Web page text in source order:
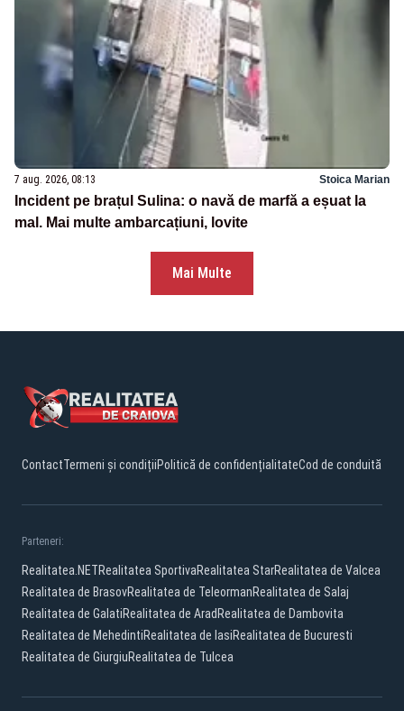
7 aug. 2026, 08:13 Stoica Marian
Incident pe brațul Sulina: o navă de marfă a eșuat la
mal. Mai multe ambarcațiuni, lovite
Mai Multe
ContactTermeni și condițiiPolitică de confidențialitateCod de conduită
Parteneri:
Realitatea.NETRealitatea SportivaRealitatea StarRealitatea de Valcea
Realitatea de BrasovRealitatea de TeleormanRealitatea de Salaj
Realitatea de GalatiRealitatea de AradRealitatea de Dambovita
Realitatea de MehedintiRealitatea de IasiRealitatea de Bucuresti
Realitatea de GiurgiuRealitatea de Tulcea